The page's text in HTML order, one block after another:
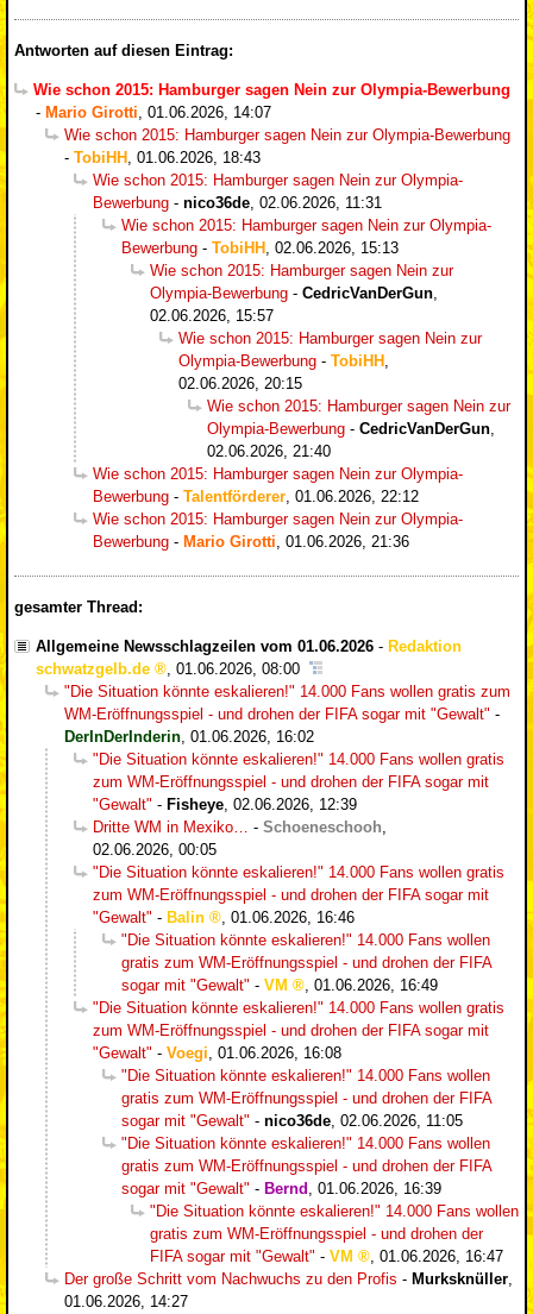
Antworten auf diesen Eintrag:
Wie schon 2015: Hamburger sagen Nein zur Olympia-Bewerbung
- Mario Girotti 01.06.2026, 14:07
Wie schon 2015: Hamburger sagen Nein zur Olympia-Bewerbung
- TobiHH
01.06.2026, 18:43
Wie schon 2015: Hamburger sagen Nein zur Olympia-
Bewerbung - nico36de 02.06.2026, 11:31
Wie schon 2015: Hamburger sagen Nein zur Olympia-
Bewerbung - TobiHH
02.06.2026, 15:13
Wie schon 2015: Hamburger sagen Nein zur
Olympia-Bewerbung - CedricVanDerGun
02.06.2026, 15:57
Wie schon 2015: Hamburger sagen Nein zur
Olympia-Bewerbung - TobiHH
02.06.2026, 20:15
Wie schon 2015: Hamburger sagen Nein zur
Olympia-Bewerbung - CedricVanDerGun
02.06.2026, 21:40
Wie schon 2015: Hamburger sagen Nein zur Olympia-
Bewerbung - Talentförderer 01.06.2026, 22:12
Wie schon 2015: Hamburger sagen Nein zur Olympia-
Bewerbung - Mario Girotti 01.06.2026, 21:36
gesamter Thread:
Allgemeine Newsschlagzeilen vom 01.06.2026 - Redaktion
schwatzgelb.de
, 01.06.2026, 08:00
"Die Situation könnte eskalieren!" 14.000 Fans wollen gratis zum
WM-Eröffnungsspiel - und drohen der FIFA sogar mit "Gewalt" -
DerInDerInderin, 01.06.2026, 16:02
"Die Situation könnte eskalieren!" 14.000 Fans wollen gratis
zum WM-Eröffnungsspiel - und drohen der FIFA sogar mit
"Gewalt" - Fisheye, 02.06.2026, 12:39
Dritte WM in Mexiko… - Schoeneschooh,
02.06.2026, 00:05
"Die Situation könnte eskalieren!" 14.000 Fans wollen gratis
zum WM-Eröffnungsspiel - und drohen der FIFA sogar mit
"Gewalt" - Balin , 01.06.2026, 16:46
"Die Situation könnte eskalieren!" 14.000 Fans wollen
gratis zum WM-Eröffnungsspiel - und drohen der FIFA
sogar mit "Gewalt" - VM , 01.06.2026, 16:49
"Die Situation könnte eskalieren!" 14.000 Fans wollen gratis
zum WM-Eröffnungsspiel - und drohen der FIFA sogar mit
"Gewalt" - Voegi, 01.06.2026, 16:08
"Die Situation könnte eskalieren!" 14.000 Fans wollen
gratis zum WM-Eröffnungsspiel - und drohen der FIFA
sogar mit "Gewalt" - nico36de, 02.06.2026, 11:05
"Die Situation könnte eskalieren!" 14.000 Fans wollen
gratis zum WM-Eröffnungsspiel - und drohen der FIFA
sogar mit "Gewalt" - Bernd , 01.06.2026, 16:39
"Die Situation könnte eskalieren!" 14.000 Fans wollen
gratis zum WM-Eröffnungsspiel - und drohen der
FIFA sogar mit "Gewalt" - VM , 01.06.2026, 16:47
Der große Schritt vom Nachwuchs zu den Profis - Murksknüller,
01.06.2026, 14:27